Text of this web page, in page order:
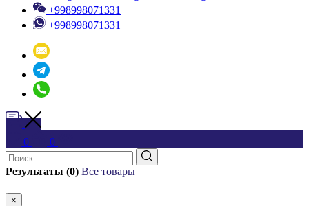
+998998071331
+998998071331
0 0
Результаты (0) Все товары
×